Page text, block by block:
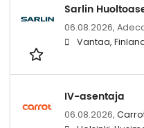
Sarlin
06.08.2026,
Vantaa,
IV-asentaja
06.08.2026,